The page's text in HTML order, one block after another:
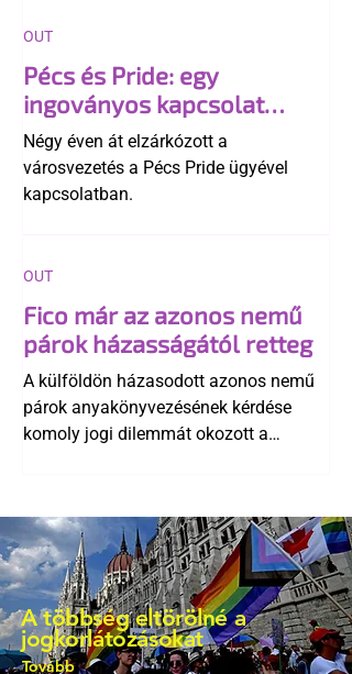
Pécs és Pride: egy
ingoványos kapcsolat
története
Négy éven át elzárkózott a
városvezetés a Pécs Pride ügyével
kapcsolatban.
OUT
Fico már az azonos nemű
párok házasságától retteg
A külföldön házasodott azonos nemű
párok anyakönyvezésének kérdése
komoly jogi dilemmát okozott a
egyértelműen tiltja a házasságuk
elismerését. Közben az ellenzéken belül
is vita robbant ki arról, hogy vissza
kellene-e vonni a kormány konzervatív
alkotmánymódosítását
OUT
A többség eltörölné a
jogkorlátozásokat
Tovább